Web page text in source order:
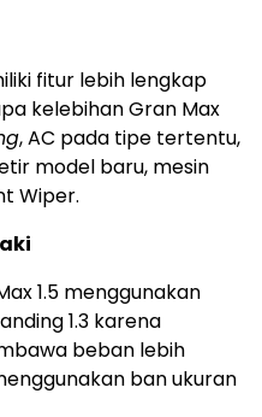
fitur lebih lengkap
kelebihan Gran Max
, AC pada tipe tertentu,
model baru, mesin
Wiper.
1.5 menggunakan
1.3 karena
beban lebih
ban ukuran